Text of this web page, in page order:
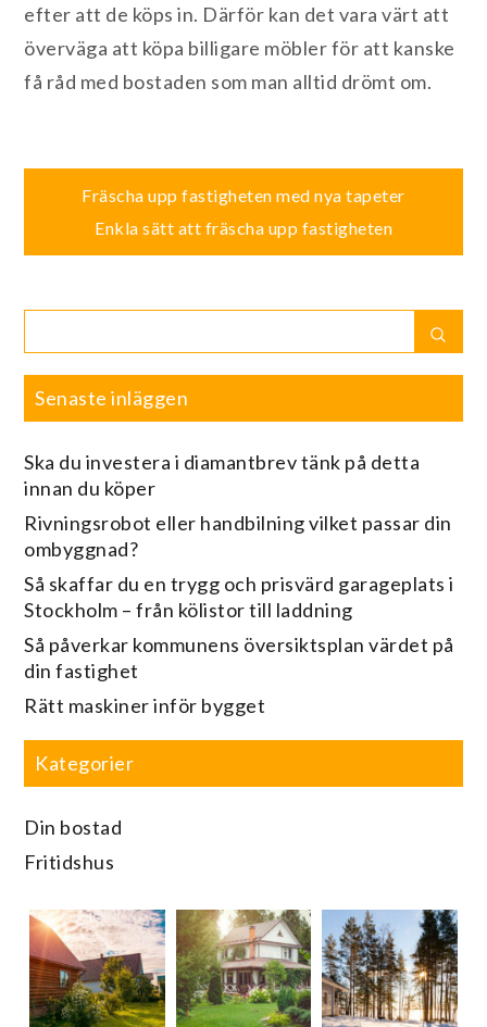
efter att de köps in. Därför kan det vara värt att
överväga att köpa billigare möbler för att kanske
få råd med bostaden som man alltid drömt om.
Inläggsnavigering
Fräscha upp fastigheten med nya tapeter
Enkla sätt att fräscha upp fastigheten
for:
Senaste inläggen
Ska du investera i diamantbrev tänk på detta
innan du köper
Rivningsrobot eller handbilning vilket passar din
ombyggnad?
Så skaffar du en trygg och prisvärd garageplats i
Stockholm – från kölistor till laddning
Så påverkar kommunens översiktsplan värdet på
din fastighet
Rätt maskiner inför bygget
Kategorier
Din bostad
Fritidshus